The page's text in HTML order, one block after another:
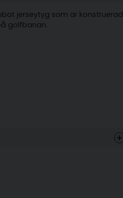
jerseytyg som är konstruerad
golfbanan.